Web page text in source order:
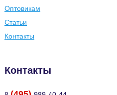
Оптовикам
Статьи
Контакты
Контакты